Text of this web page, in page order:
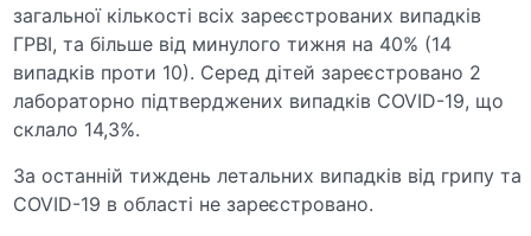
загальної кількості всіх зареєстрованих випадків
ГРВІ, та більше від минулого тижня на 40% (14
випадків проти 10). Серед дітей зареєстровано 2
лабораторно підтверджених випадків COVID-19, що
склало 14,3%.
За останній тиждень летальних випадків від грипу та
COVID-19 в області не зареєстровано.